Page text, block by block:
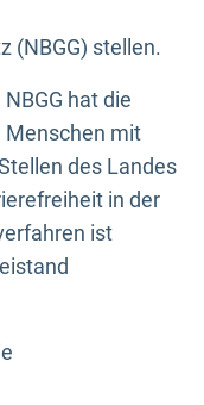
(NBGG) stellen.
hat die
Menschen mit
des Landes
in der
ist